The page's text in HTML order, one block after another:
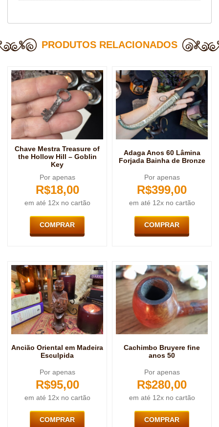
PRODUTOS RELACIONADOS
Chave Mestra Treasure of
the Hollow Hill – Goblin
Key
Por apenas
R$18,00
em até 12x no cartão
COMPRAR
Adaga Anos 60 Lâmina
Forjada Bainha de Bronze
Por apenas
R$399,00
em até 12x no cartão
COMPRAR
Ancião Oriental em Madeira
Esculpida
Por apenas
R$95,00
em até 12x no cartão
COMPRAR
Cachimbo Bruyere fine
anos 50
Por apenas
R$280,00
em até 12x no cartão
COMPRAR